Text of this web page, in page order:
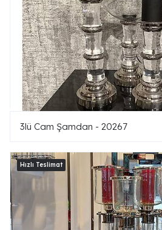
3lü Cam Şamdan - 20267